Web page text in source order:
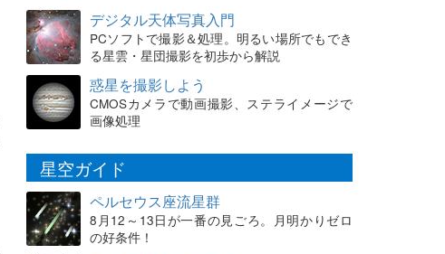
デジタル天体写真入門
PCソフトで撮影＆処理。明るい場所でもでき
る星雲・星団撮影を初歩から解説
惑星を撮影しよう
CMOSカメラで動画撮影、ステライメージで
画像処理
星空ガイド
ペルセウス座流星群
8月12～13日が一番の見ごろ。月明かりゼロ
の好条件！